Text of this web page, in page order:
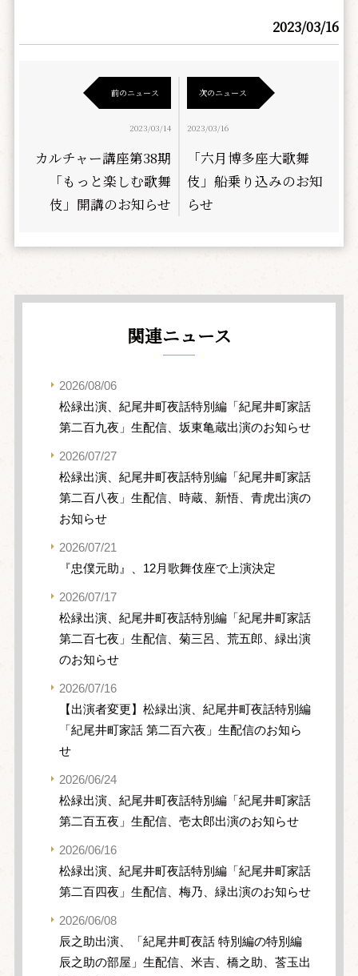
2023/03/16
前のニュース
2023/03/14
カルチャー講座第38期
「もっと楽しむ歌舞
伎」開講のお知らせ
次のニュース
2023/03/16
「六月博多座大歌舞
伎」船乗り込みのお知
らせ
関連ニュース
2026/08/06
松緑出演、紀尾井町夜話特別編「紀尾井町家話
第二百九夜」生配信、坂東亀蔵出演のお知らせ
2026/07/27
松緑出演、紀尾井町夜話特別編「紀尾井町家話
第二百八夜」生配信、時蔵、新悟、青虎出演の
お知らせ
2026/07/21
『忠僕元助』、12月歌舞伎座で上演決定
2026/07/17
松緑出演、紀尾井町夜話特別編「紀尾井町家話
第二百七夜」生配信、菊三呂、荒五郎、緑出演
のお知らせ
2026/07/16
【出演者変更】松緑出演、紀尾井町夜話特別編
「紀尾井町家話 第二百六夜」生配信のお知ら
せ
2026/06/24
松緑出演、紀尾井町夜話特別編「紀尾井町家話
第二百五夜」生配信、壱太郎出演のお知らせ
2026/06/16
松緑出演、紀尾井町夜話特別編「紀尾井町家話
第二百四夜」生配信、梅乃、緑出演のお知らせ
2026/06/08
辰之助出演、「紀尾井町夜話 特別編の特別編
辰之助の部屋」生配信、米吉、橋之助、莟玉出